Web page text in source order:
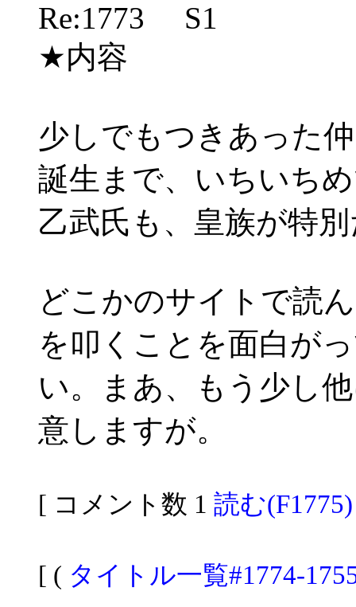
Re:1773 S1
★内容
少しでもつきあった
誕生まで、いちいち
乙武氏も、皇族が特
どこかのサイトで読
を叩くことを面白が
い。まあ、もう少し
意しますが。
[ コメント数 1 読む(F1775)
[ ( タイトル一覧#1774-